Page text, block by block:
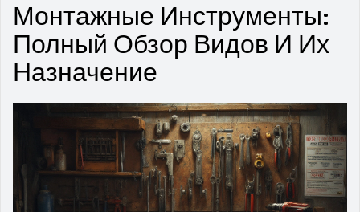
Монтажные Инструменты:
Полный Обзор Видов И Их
Назначение